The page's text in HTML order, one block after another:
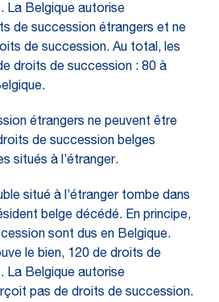
La Belgique autorise
de succession étrangers et ne
de succession. Au total, les
droits de succession : 80 à
étrangers ne peuvent être
de succession belges
situés à l’étranger.
situé à l’étranger tombe dans
belge décédé. En principe,
sont dus en Belgique.
le bien, 120 de droits de
La Belgique autorise
pas de droits de succession.